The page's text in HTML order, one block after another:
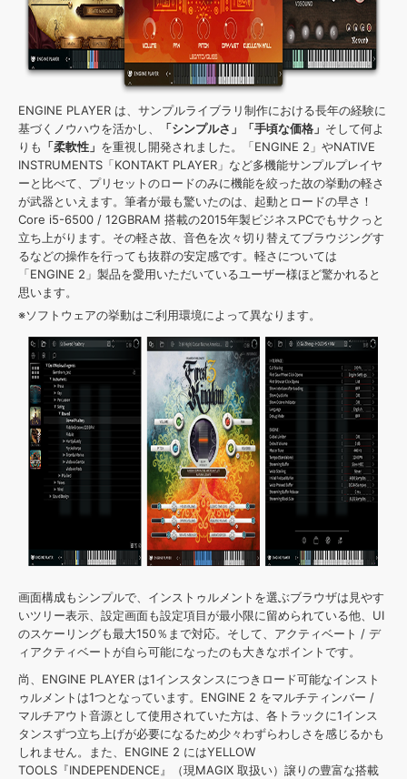
ENGINE PLAYER は、サンプルライブラリ制作における長年の経験に
基づくノウハウを活かし、
「シンプルさ」「手頃な価格」 そして何よ
りも 「柔軟性」 を重視し開発されました。「ENGINE 2」やNATIVE
INSTRUMENTS「KONTAKT PLAYER」など多機能サンプルプレイヤ
ーと比べて、プリセットのロードのみに機能を絞った故の挙動の軽さ
が武器といえます。筆者が最も驚いたのは、起動とロードの早さ！
Core i5-6500 / 12GBRAM 搭載の2015年製ビジネスPCでもサクっと
立ち上がります。その軽さ故、音色を次々切り替えてブラウジングす
るなどの操作を行っても抜群の安定感です。軽さについては
「ENGINE 2」製品を愛用いただいているユーザー様ほど驚かれると
思います。
※ソフトウェアの挙動はご利用環境によって異なります。
画面構成もシンプルで、インストゥルメントを選ぶブラウザは見やす
いツリー表示、設定画面も設定項目が最小限に留められている他、UI
のスケーリングも最大150％まで対応。そして、アクティベート / デ
ィアクティベートが自ら可能になったのも大きなポイントです。
尚、ENGINE PLAYER は1インスタンスにつきロード可能なインスト
ゥルメントは1つとなっています。ENGINE 2 をマルチティンバー /
マルチアウト音源として使用されていた方は、各トラックに1インス
タンスずつ立ち上げが必要になるため少々わずらわしさを感じるかも
しれません。また、ENGINE 2 にはYELLOW
TOOLS『INDEPENDENCE』（現MAGIX 取扱い）譲りの豊富な搭載